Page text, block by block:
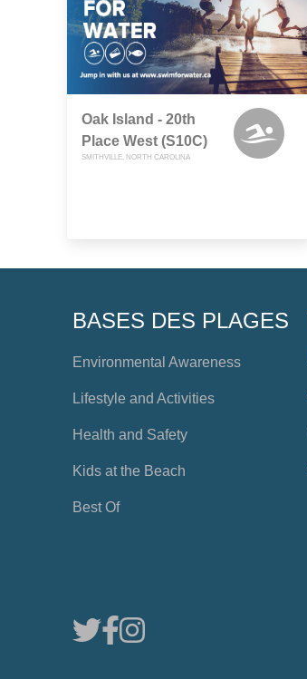
Oak Island - 20th
Place West (S10C)
SMITHVILLE, NORTH CAROLINA
BASES DES PLAGES
Environmental Awareness
Lifestyle and Activities
Health and Safety
Kids at the Beach
Best Of